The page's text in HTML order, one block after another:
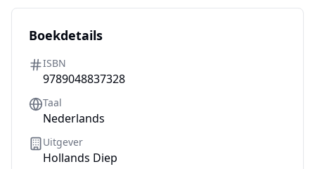
Boekdetails
ISBN
9789048837328
Taal
Nederlands
Uitgever
Hollands Diep